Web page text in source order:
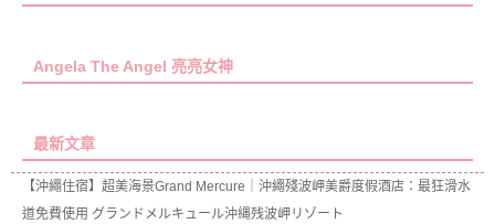
Angela The Angel 亮亮女神
最新文章
【沖繩住宿】超美海景Grand Mercure｜沖繩殘波岬美爵度假酒店：最狂滑水
道免費使用 グランドメルキュール沖縄残波岬リゾート